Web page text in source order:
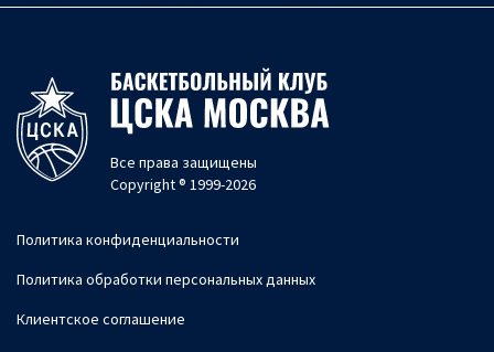
Все права защищены
Copyright ® 1999-2026
Политика конфиденциальности
Политика обработки персональных данных
Клиентское соглашение